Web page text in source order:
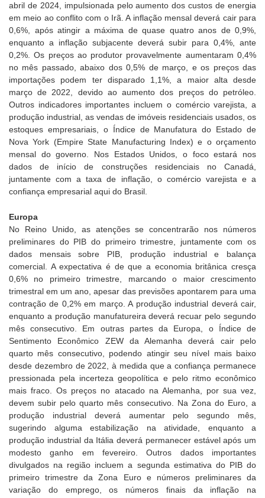
abril de 2024, impulsionada pelo aumento dos custos de energia
em meio ao conflito com o Irã. A inflação mensal deverá cair para
0,6%, após atingir a máxima de quase quatro anos de 0,9%,
enquanto a inflação subjacente deverá subir para 0,4%, ante
0,2%. Os preços ao produtor provavelmente aumentaram 0,4%
no mês passado, abaixo dos 0,5% de março, e os preços das
importações podem ter disparado 1,1%, a maior alta desde
março de 2022, devido ao aumento dos preços do petróleo.
Outros indicadores importantes incluem o comércio varejista, a
produção industrial, as vendas de imóveis residenciais usados, os
estoques empresariais, o Índice de Manufatura do Estado de
Nova York (Empire State Manufacturing Index) e o orçamento
mensal do governo. Nos Estados Unidos, o foco estará nos
dados de início de construções residenciais no Canadá,
juntamente com a taxa de inflação, o comércio varejista e a
confiança empresarial aqui do Brasil.
Europa
No Reino Unido, as atenções se concentrarão nos números
preliminares do PIB do primeiro trimestre, juntamente com os
dados mensais sobre PIB, produção industrial e balança
comercial. A expectativa é de que a economia britânica cresça
0,6% no primeiro trimestre, marcando o maior crescimento
trimestral em um ano, apesar das previsões apontarem para uma
contração de 0,2% em março. A produção industrial deverá cair,
enquanto a produção manufatureira deverá recuar pelo segundo
mês consecutivo. Em outras partes da Europa, o Índice de
Sentimento Econômico ZEW da Alemanha deverá cair pelo
quarto mês consecutivo, podendo atingir seu nível mais baixo
desde dezembro de 2022, à medida que a confiança permanece
pressionada pela incerteza geopolítica e pelo ritmo econômico
mais fraco. Os preços no atacado na Alemanha, por sua vez,
devem subir pelo quarto mês consecutivo. Na Zona do Euro, a
produção industrial deverá aumentar pelo segundo mês,
sugerindo alguma estabilização na atividade, enquanto a
produção industrial da Itália deverá permanecer estável após um
modesto ganho em fevereiro. Outros dados importantes
divulgados na região incluem a segunda estimativa do PIB do
primeiro trimestre da Zona Euro e números preliminares da
variação do emprego, os números finais da inflação na